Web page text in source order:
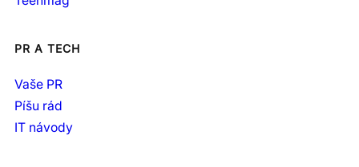
PR A TECH
Vaše PR
Píšu rád
IT návody